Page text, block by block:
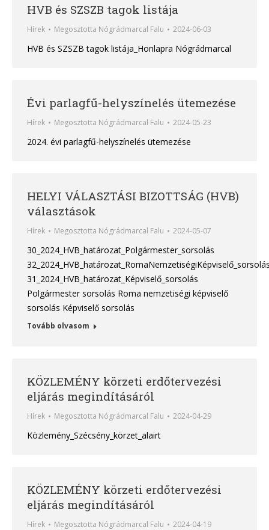
HVB és SZSZB tagok listája
Hírek Megosztotta Nógrádmarcal Falu 2024-06-03
HVB és SZSZB tagok listája_Honlapra Nógrádmarcal
Évi parlagfű-helyszínelés ütemezése
Hírek Megosztotta Nógrádmarcal Falu 2024-05-23
2024. évi parlagfű-helyszínelés ütemezése
HELYI VÁLASZTÁSI BIZOTTSÁG (HVB)
választások
Hírek Megosztotta Nógrádmarcal Falu 2024-05-07
30_2024_HVB_határozat_Polgármester_sorsolás
31_2024_HVB_határozat_Képviselő_sorsolás
Polgármester sorsolás Roma nemzetiségi képviselő
sorsolás Képviselő sorsolás
Tovább olvasom
KÖZLEMÉNY körzeti erdőtervezési
eljárás megindításáról
Hírek Megosztotta Nógrádmarcal Falu 2024-04-29
Közlemény_Szécsény_körzet_alairt
KÖZLEMÉNY körzeti erdőtervezési
eljárás megindításáról
Hírek Megosztotta Nógrádmarcal Falu 2024-04-19